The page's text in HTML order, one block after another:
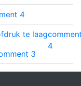
4
te laag
4
3